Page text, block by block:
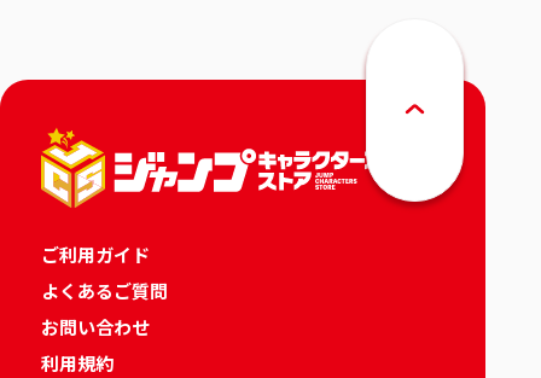
ご利用ガイド
よくあるご質問
お問い合わせ
利用規約